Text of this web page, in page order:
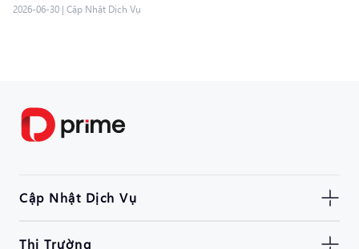
2026-06-30 | Cập Nhật Dịch Vụ
Cập Nhật Dịch Vụ
Thị Trường